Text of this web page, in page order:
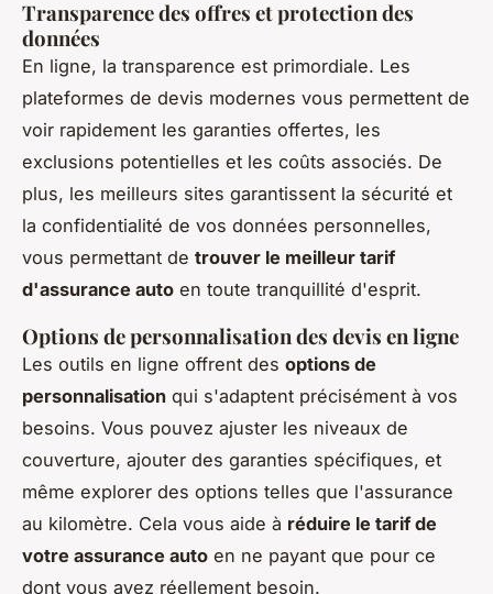
Transparence des offres et protection des
données
En ligne, la transparence est primordiale. Les
plateformes de devis modernes vous permettent de
voir rapidement les garanties offertes, les
exclusions potentielles et les coûts associés. De
plus, les meilleurs sites garantissent la sécurité et
la confidentialité de vos données personnelles,
vous permettant de trouver le meilleur tarif
d'assurance auto en toute tranquillité d'esprit.
Options de personnalisation des devis en ligne
Les outils en ligne offrent des options de
personnalisation qui s'adaptent précisément à vos
besoins. Vous pouvez ajuster les niveaux de
couverture, ajouter des garanties spécifiques, et
même explorer des options telles que l'assurance
au kilomètre. Cela vous aide à réduire le tarif de
votre assurance auto en ne payant que pour ce
dont vous avez réellement besoin.